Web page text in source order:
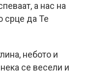
а нас на
срце да Те
небото и
се весели и